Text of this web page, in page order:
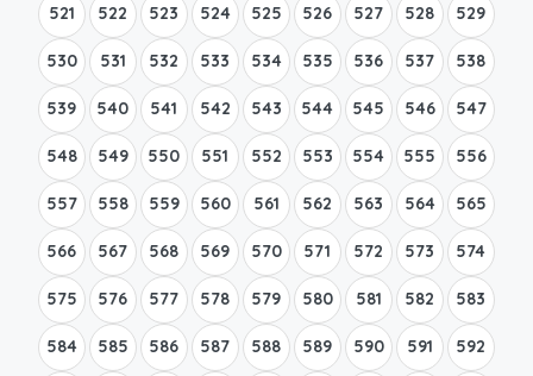
521 522 523 524 525 526 527 528 529
530 531 532 533 534 535 536 537 538
539 540 541 542 543 544 545 546 547
548 549 550 551 552 553 554 555 556
557 558 559 560 561 562 563 564 565
566 567 568 569 570 571 572 573 574
575 576 577 578 579 580 581 582 583
584 585 586 587 588 589 590 591 592